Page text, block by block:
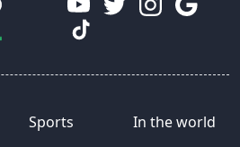
Sports
In the world